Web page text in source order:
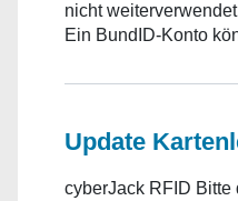
nicht
Ein BundID-Konto
Update
cyberJack RFID Bitte